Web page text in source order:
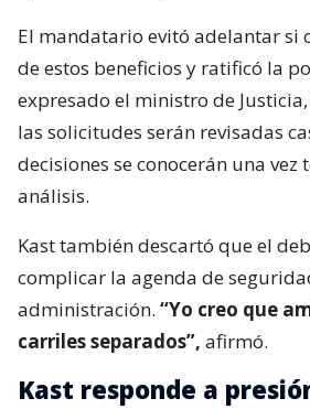
El mandatario evitó adelantar si
de estos beneficios y ratificó la
expresado el ministro de
las solicitudes serán revisadas
decisiones se conocerán una vez
análisis.
Kast también descartó que el
complicar la agenda de
administración. “Yo creo que
carriles separados”, afirmó.
Kast responde a